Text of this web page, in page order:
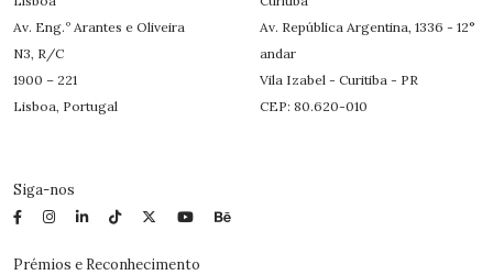
Av. Eng.º Arantes e Oliveira
N3, R/C
1900 – 221
Lisboa, Portugal
Av. República Argentina, 1336 - 12°
andar
Vila Izabel - Curitiba - PR
CEP: 80.620-010
Siga-nos
Prémios e Reconhecimento